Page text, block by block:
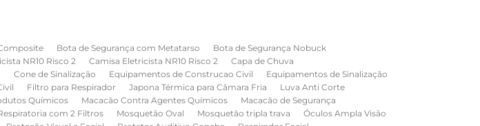
Bota de Segurança com Metatarso
Bota de Segurança Nobuck
NR10 Risco 2 Camisa Eletricista NR10 Risco 2
Capa de Chuva
Cone de Sinalização Equipamentos de Construcao Civil
Equipamentos de Sinalização
Filtro para Respirador Japona Térmica para Câmara Fria
Luva Anti Corte
Químicos Macacão Contra Agentes Químicos
Macacão de Segurança
com 2 Filtros Mosquetão Oval Mosquetão tripla trava
Óculos Ampla Visão